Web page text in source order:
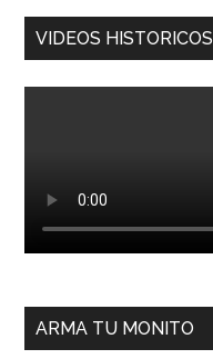
VIDEOS HISTORICOS
ARMA TU MONITO